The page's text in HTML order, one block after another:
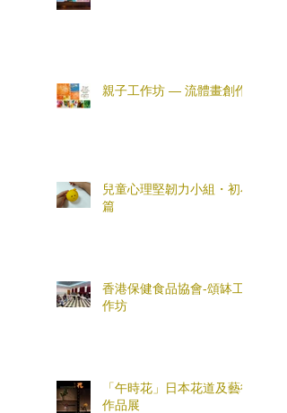
親子工作坊 — 流體畫創作
兒童心理堅韌力小組・初小
篇
香港保健食品協會-頌缽工
作坊
「午時花」日本花道及藝術
作品展